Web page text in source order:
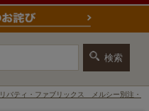
リバティ・ファブリックス メルシー別注・